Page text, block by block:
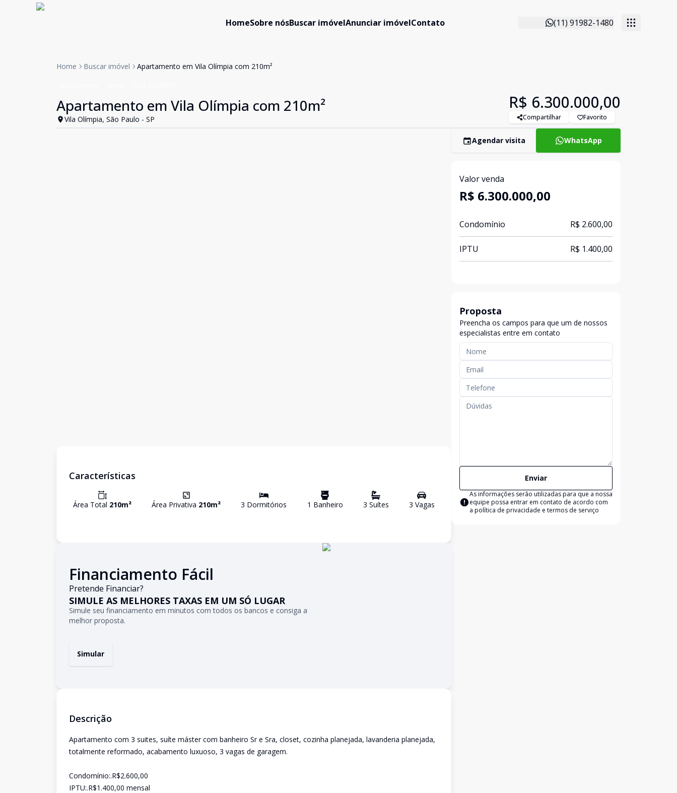
HomeSobre nósBuscar imóvelAnunciar imóvelContato (11) 91982-1480
Home Buscar imóvel Apartamento em Vila Olímpia com 210m²
Apartamento em Vila Olímpia com 210m²
Vila Olímpia, São Paulo - SP
R$ 6.300.000,00
Compartilhar Favorito
Características
Área Total 210m² Área Privativa 210m² 3 Dormitórios 1 Banheiro 3 Suítes 3 Vagas
Financiamento Fácil
Pretende Financiar?
SIMULE AS MELHORES TAXAS EM UM SÓ LUGAR
Simule seu financiamento em minutos com todos os bancos e consiga a
melhor proposta.
Simular
Descrição
Apartamento com 3 suites, suíte máster com banheiro Sr e Sra, closet, cozinha planejada, lavanderia planejada,
totalmente reformado, acabamento luxuoso, 3 vagas de garagem.
Condomínio:.R$2.600,00
IPTU:.R$1.400,00 mensal
Agendar visita WhatsApp
Valor venda
R$ 6.300.000,00
Condomínio R$ 2.600,00
IPTU R$ 1.400,00
Proposta
Preencha os campos para que um de nossos
especialistas entre em contato
Enviar
As informações serão utilizadas para que a nossa
equipe possa entrar em contato de acordo com
a política de privacidade e termos de serviço